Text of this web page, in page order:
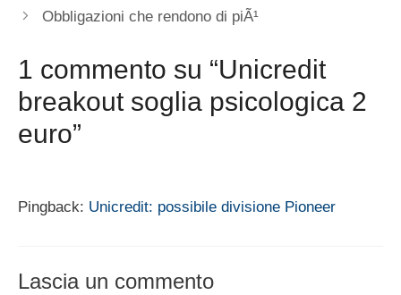
Obbligazioni che rendono di piÃ¹
1 commento su “Unicredit
breakout soglia psicologica 2
euro”
Pingback: Unicredit: possibile divisione Pioneer
Lascia un commento